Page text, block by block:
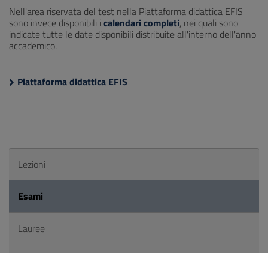
Nell'area riservata del test nella Piattaforma didattica EFIS
sono invece disponibili i calendari completi, nei quali sono
indicate tutte le date disponibili distribuite all'interno dell'anno
accademico.
Piattaforma didattica EFIS
Lezioni
Esami
Lauree